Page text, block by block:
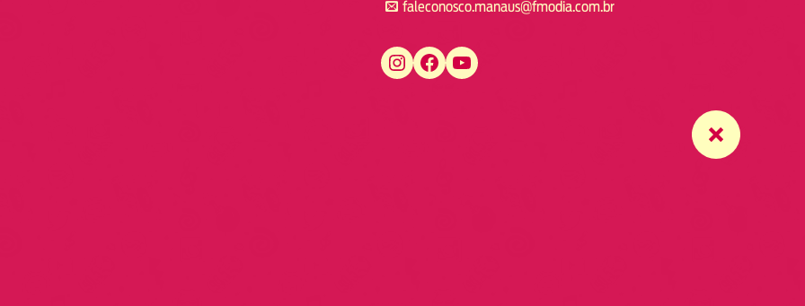
faleconosco.manaus@fmodia.com.br
https://www.instagram.com/fmodiamanaus/ https://www.facebook.com/fmodiamanaus https://www.youtube.com/user/radiofmodia